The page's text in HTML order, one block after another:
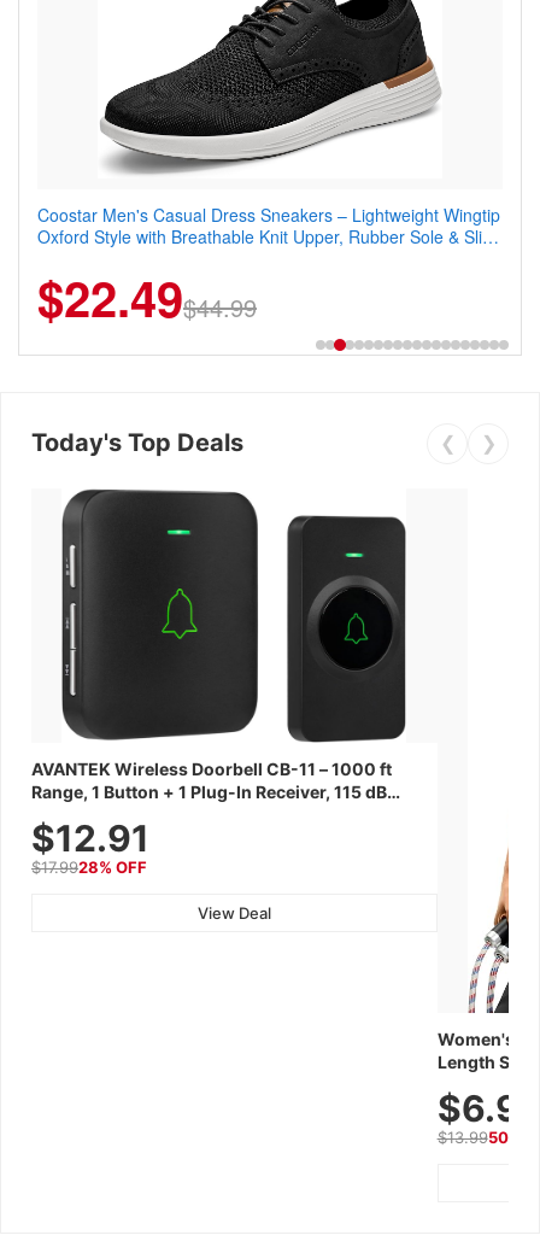
Coostar Men's Casual Dress Sneakers – Lightweight Wingtip
Oxford Style with Breathable Knit Upper, Rubber Sole & Slip-
$22.49$44.99
Today's Top Deals ❮ ❯
AVANTEK Wireless Doorbell CB-11 – 1000 ft
Range, 1 Button + 1 Plug-In Receiver, 115 dB
Year Battery
$12.91
$17.9928% OFF
View Deal
Women's
Length
Summer
$13.9950%